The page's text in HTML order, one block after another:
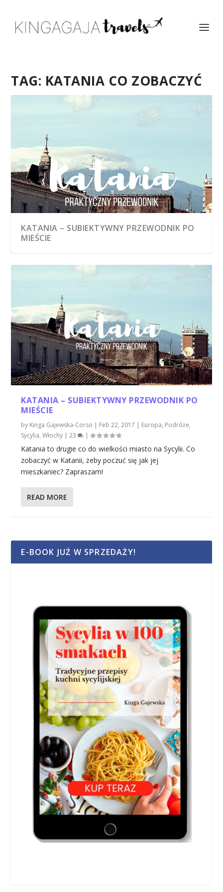
TAG: KATANIA CO ZOBACZYĆ
KATANIA – SUBIEKTYWNY PRZEWODNIK PO
MIEŚCIE
KATANIA – SUBIEKTYWNY PRZEWODNIK PO
MIEŚCIE
by Kinga Gajewska-Corso | Feb 22, 2017 | Europa, Podróże,
Sycylia,Włochy |23 |
Katania to drugie co do wielkości miasto na Sycylii. Co
zobaczyć w Katanii, żeby poczuć się jak jej
mieszkaniec? Zapraszam!
READ MORE
E-BOOK JUŻ W SPRZEDAŻY!